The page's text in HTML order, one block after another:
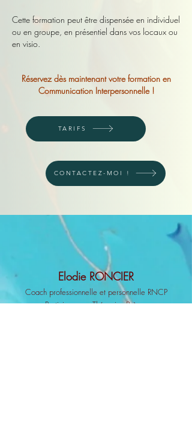
Cette formation peut être dispensée en individuel
ou en groupe, en présentiel dans vos locaux ou
en visio.
Réservez dès maintenant votre formation en
Communication Interpersonnelle !
TARIFS
CONTACTEZ-MOI !
Elodie RONCIER
Coach professionnelle et personnelle RNCP
Praticienne en Thérapies Brèves